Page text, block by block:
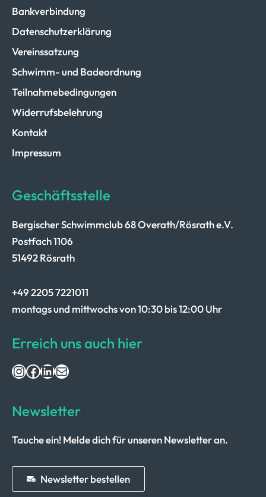
Bankverbindung
Datenschutzerklärung
Vereinssatzung
Schwimm- und Badeordnung
Teilnahmebedingungen
Widerrufsbelehrung
Kontakt
Impressum
Geschäftsstelle
Bergischer Schwimmclub 68 Overath/Rösrath e.V.
Postfach 1106
51492 Rösrath
+49 2205 7221011
montags und mittwochs von 10:30 bis 12:00 Uhr
Erreich uns auch hier
Instagram
Facebook
LinkedIn
E-Mail
Newsletter
Tauche ein! Melde dich für unseren Newsletter an.
Newsletter bestellen